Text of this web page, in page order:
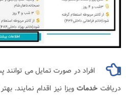
افراد در صورت تمایل می توانند
دریافتخدماتویزا نیز اقدام نمایند.